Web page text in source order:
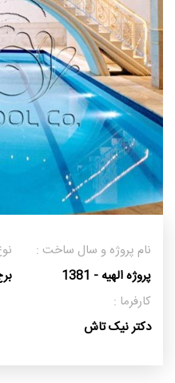
نام پروژه و سال ساخت :
پروژه الهیه - 1381
کارفرما :
دکتر نیک تاش